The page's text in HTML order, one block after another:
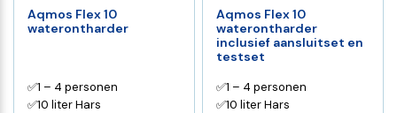
Aqmos Flex 10
waterontharder
✅1 – 4 personen
✅10 liter Hars
Aqmos Flex 10
waterontharder
inclusief aansluitset en
testset
✅1 – 4 personen
✅10 liter Hars